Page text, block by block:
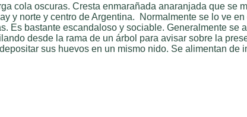
cola oscuras. Cresta enmarañada anaranjada que se
y norte y centro de Argentina. Normalmente se lo ve
Es bastante escandaloso y sociable. Generalmente se
desde la rama de un árbol para avisar sobre la
sus huevos en un mismo nido. Se alimentan de